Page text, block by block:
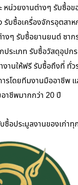
หน่วยงานต่างๆ รับซื้อ
รับซื้อเครื่องจักรอุตสาห
ๆ รับซื้อยานยนต์ ซากร
ประเภท รับซื้อวัสดุอุปก
งานให้ฟรี รับซื้อถึงที่ ทั่ว
รโดยทีมงานมืออาชีพ
าชีพมากกว่า 20 ปี
ซื้อประมูลงานของเก่า